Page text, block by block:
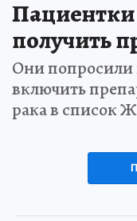
получить
Они
включить
рака в список